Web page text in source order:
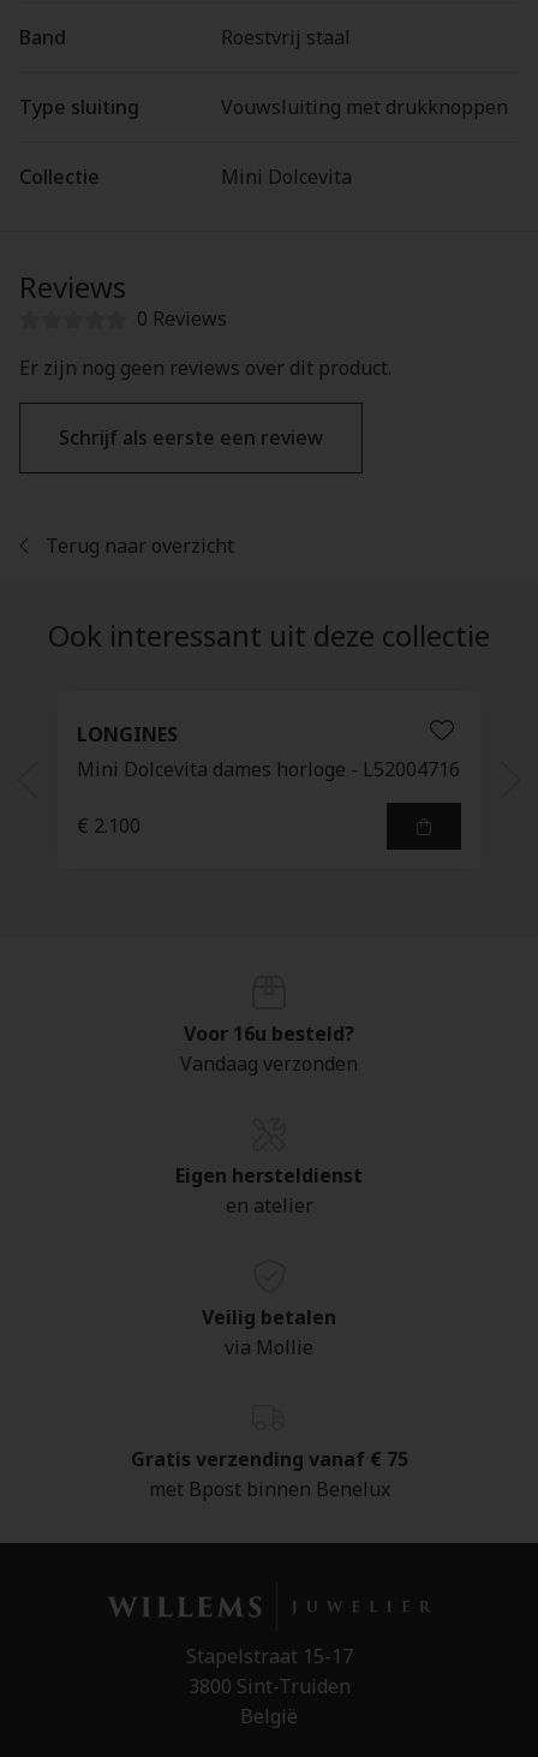
Band Roestvrij staal
Type sluiting Vouwsluiting met drukknoppen
Collectie Mini Dolcevita
Reviews
0 Reviews
Er zijn nog geen reviews over dit product.
Schrijf als eerste een review
Terug naar overzicht
Ook interessant uit deze collectie
LONGINES
Mini Dolcevita dames horloge - L52004716
€ 2.100
Voor 16u besteld?
Vandaag verzonden
Eigen hersteldienst
en atelier
Veilig betalen
via Mollie
Gratis verzending vanaf € 75
met Bpost binnen Benelux
Stapelstraat 15-17
3800 Sint-Truiden
België